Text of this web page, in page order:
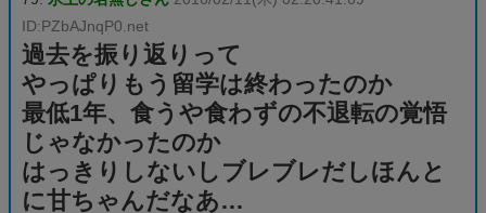
ID:PZbAJnqP0.net
過去を振り返りって
やっぱりもう留学は終わったのか
最低1年、食うや食わずの不退転の覚悟
じゃなかったのか
はっきりしないしブレブレだしほんと
に甘ちゃんだなあ…